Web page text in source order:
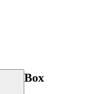
Box